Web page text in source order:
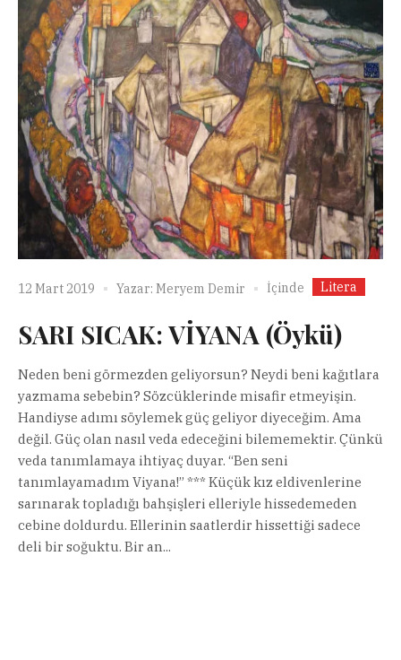
12 Mart 2019 Yazar: Meryem Demir İçinde Litera
SARI SICAK: VİYANA (Öykü)
Neden beni görmezden geliyorsun? Neydi beni kağıtlara
yazmama sebebin? Sözcüklerinde misafir etmeyişin.
Handiyse adımı söylemek güç geliyor diyeceğim. Ama
değil. Güç olan nasıl veda edeceğini bilememektir. Çünkü
veda tanımlamaya ihtiyaç duyar. “Ben seni
tanımlayamadım Viyana!” *** Küçük kız eldivenlerine
sarınarak topladığı bahşişleri elleriyle hissedemeden
cebine doldurdu. Ellerinin saatlerdir hissettiği sadece
deli bir soğuktu. Bir an...